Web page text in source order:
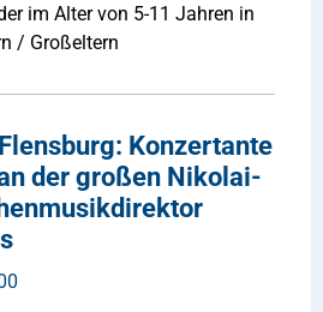
im Alter von 5-11 Jahren in
/ Großeltern
Konzertante
der großen Nikolai-